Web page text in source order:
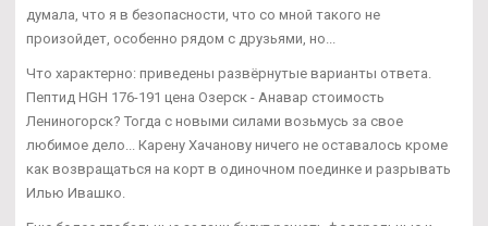
думала, что я в безопасности, что со мной такого не
произойдет, особенно рядом с друзьями, но...
Что характерно: приведены развёрнутые варианты ответа.
Пептид HGH 176-191 цена Озерск - Анавар стоимость
Лениногорск? Тогда с новыми силами возьмусь за свое
любимое дело... Карену Хачанову ничего не оставалось кроме
как возвращаться на корт в одиночном поединке и разрывать
Илью Ивашко.